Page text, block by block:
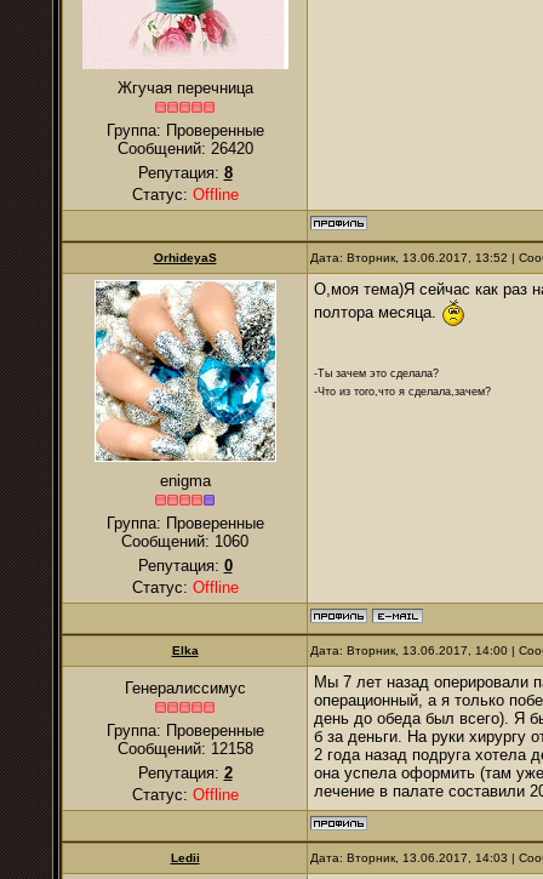
Жгучая перечница
Группа: Проверенные
Сообщений: 26420
Репутация: 8
Статус: Offline
OrhideyaS Дата: Вторник, 13.06.2017, 13:52 |
enigma
Группа: Проверенные
Сообщений: 1060
Репутация: 0
Статус: Offline
О,моя тема)Я сейчас как раз
полтора месяца.
-Ты зачем это сделала?
-Что из того,что я сделала,зачем?
Elka Дата: Вторник, 13.06.2017, 14:00 |
Генералиссимус
Группа: Проверенные
Сообщений: 12158
Репутация: 2
Статус: Offline
Мы 7 лет назад оперировали
операционный, а я только
день до обеда был всего). Я
б за деньги. На руки хирургу
2 года назад подруга хотела
она успела оформить (там
лечение в палате составили
Ledii Дата: Вторник, 13.06.2017, 14:03 |